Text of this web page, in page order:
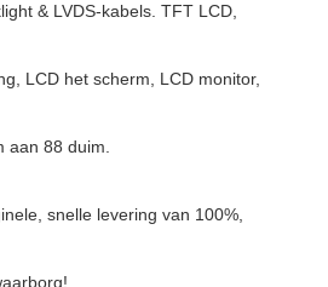
& LVDS-kabels. TFT LCD,
LCD het scherm, LCD monitor,
aan 88 duim.
snelle levering van 100%,